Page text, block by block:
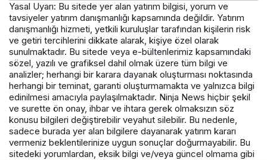
Yasal Uyarı: Bu sitede yer alan yatırım bilgisi, yorum ve
tavsiyeler yatırım danışmanlığı kapsamında değildir. Yatırım
danışmanlığı hizmeti, yetkili kuruluşlar tarafından kişilerin risk
ve getiri tercihlerini dikkate alarak, kişiye özel olarak
sunulmaktadır. Bu sitede veya e-bültenlerimiz kapsamındaki
sözel, yazılı ve grafiksel dahil olmak üzere tüm bilgi ve
analizler; herhangi bir karara dayanak oluşturması noktasında
herhangi bir teminat, garanti oluşturmamakta ve yalnızca bilgi
edinilmesi amacıyla paylaşılmaktadır. Ninja News hiçbir şekil
ve surette ön onay, ihbar ve ihtara gerek olmaksızın söz
konusu bilgileri değiştirebilir veyahut silebilir. Bu nedenle,
sadece burada yer alan bilgilere dayanarak yatırım kararı
vermeniz beklentilerinize uygun sonuçlar doğurmayabilir. Bu
sitedeki yorumlardan, eksik bilgi ve/veya güncel olmama gibi